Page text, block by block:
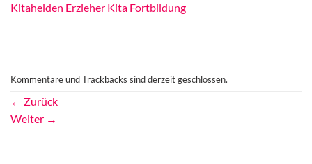
Kitahelden Erzieher Kita Fortbildung
Kommentare und Trackbacks sind derzeit geschlossen.
← Zurück
Weiter →